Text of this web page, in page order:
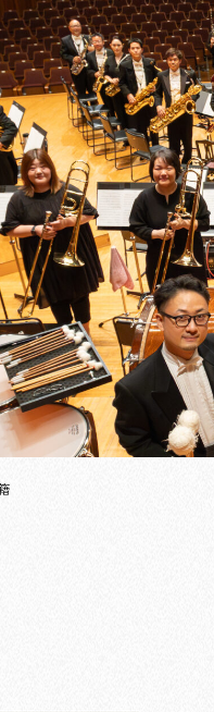
チケット
楽団概要
東京吹奏楽団
指揮者
楽団員
東吹の歴史
マスコット